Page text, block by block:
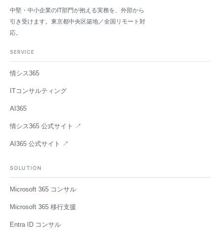
中堅・中小企業のIT部門が抱える実務を、外部から
引き受けます。東京都中央区築地／全国リモート対
応。
SERVICE
情シス365
ITコンサルティング
AI365
情シス365 公式サイト ↗
AI365 公式サイト ↗
SOLUTION
Microsoft 365 コンサル
Microsoft 365 移行支援
Entra ID コンサル